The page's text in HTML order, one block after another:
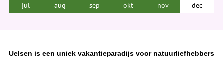
jul
aug sep okt nov dec
Uelsen is een uniek vakantieparadijs voor natuurliefhebbers